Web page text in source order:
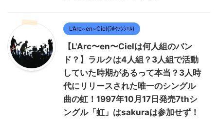
L’Arc~en~Ciel(ﾗﾙｸｱﾝｼｴﾙ)
【L'Arc〜en〜Cielは何人組のバン
ド？】ラルクは4人組？3人組で活動
していた時期があるって本当？3人時
代にリリースされた唯一のシングル
曲の虹！1997年10月17日発売7thシ
ングル「虹」はsakuraは参加せず！